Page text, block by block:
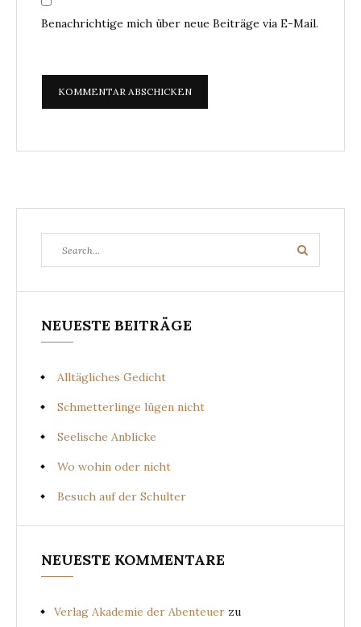
Benachrichtige mich über neue Beiträge via E-Mail.
for:
Search
NEUESTE BEITRÄGE
Alltägliches Gedicht
Schmetterlinge lügen nicht
Seelische Anblicke
Wo wohin oder nicht
Besuch auf der Schulter
NEUESTE KOMMENTARE
Verlag Akademie der Abenteuer zu